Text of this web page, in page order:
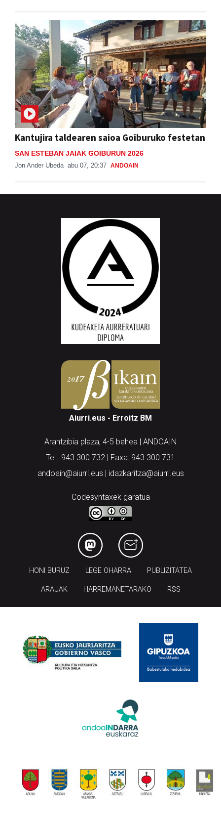
Kantujira taldearen saioa Goiburuko festetan
SAN ESTEBAN JAIAK GOIBURUN 2026
Jon Ander Ubeda abu 07, 20:37 ANDOAIN
Aiurri.eus - Erroitz BM
Arantzibia plaza, 4-5 behea | ANDOAIN
Tel.: 943 300 732 | Faxa: 943 300 731
andoain@aiurri.eus | idazkaritza@aiurri.eus
Codesyntaxek garatua
HONI BURUZ LEGE OHARRA PUBLIZITATEA
ARAUAK HARREMANETARAKO RSS